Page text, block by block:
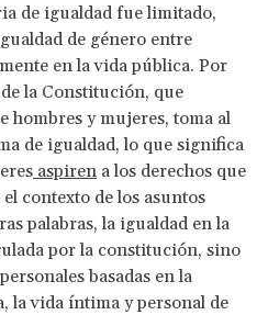
de igualdad fue limitado,
de género entre
en la vida pública. Por
de la Constitución, que
hombres y mujeres, toma al
de igualdad, lo que significa
aspiren a los derechos que
contexto de los asuntos
palabras, la igualdad en la
por la constitución, sino
basadas en la
la vida íntima y personal de